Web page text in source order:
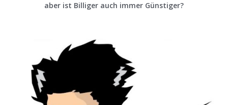
aber ist Billiger auch immer Günstiger?